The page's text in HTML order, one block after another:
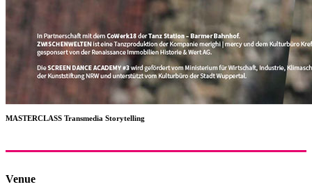
MASTERCLASS Transmedia Storytelling
Venue